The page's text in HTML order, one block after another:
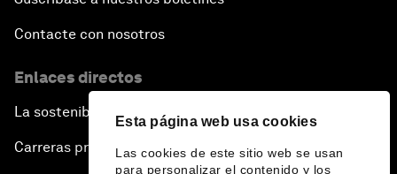
Esta página web usa cookies
Las cookies de este sitio web se usan
para personalizar el contenido y los
Contacte con nosotros
Enlaces directos
La sostenibilidad en el Foro
Carreras profesionales